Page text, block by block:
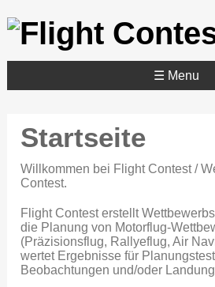
☰ Menu
Startseite
Willkommen bei Flight Contest /
Contest.
Flight Contest erstellt
die Planung von Motorflug-
(Präzisionsflug, Rallyeflug, Air
wertet Ergebnisse für
Beobachtungen und/oder